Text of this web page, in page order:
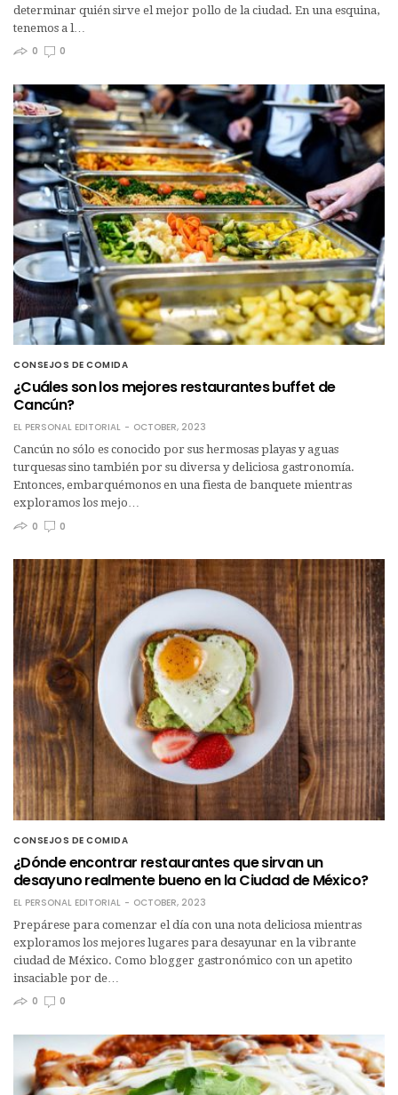
determinar quién sirve el mejor pollo de la ciudad. En una esquina,
tenemos a l…
0
0
CONSEJOS DE COMIDA
¿Cuáles son los mejores restaurantes buffet de
Cancún?
EL PERSONAL EDITORIAL
OCTOBER, 2023
Cancún no sólo es conocido por sus hermosas playas y aguas
turquesas sino también por su diversa y deliciosa gastronomía.
Entonces, embarquémonos en una fiesta de banquete mientras
exploramos los mejo…
0
0
CONSEJOS DE COMIDA
¿Dónde encontrar restaurantes que sirvan un
desayuno realmente bueno en la Ciudad de México?
EL PERSONAL EDITORIAL
OCTOBER, 2023
Prepárese para comenzar el día con una nota deliciosa mientras
exploramos los mejores lugares para desayunar en la vibrante
ciudad de México. Como blogger gastronómico con un apetito
insaciable por de…
0
0